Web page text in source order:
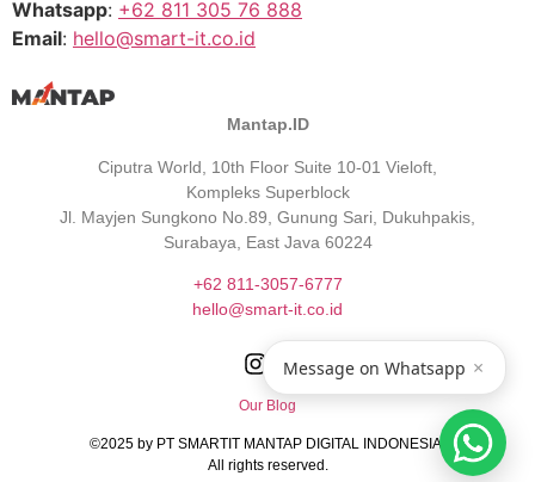
Whatsapp: +62 811 305 76 888
Email: hello@smart-it.co.id
Mantap.ID
Ciputra World, 10th Floor Suite 10-01 Vieloft,
Kompleks Superblock
Jl. Mayjen Sungkono No.89, Gunung Sari, Dukuhpakis,
Surabaya, East Java 60224
+62 811-3057-6777
hello@smart-it.co.id
Our Blog
©️2025 by PT SMARTIT MANTAP DIGITAL INDONESIA.
All rights reserved.
Message on Whatsapp ×